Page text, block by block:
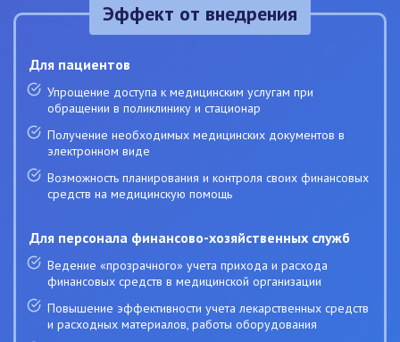
Эффект от внедрения
Для пациентов
Упрощение доступа к медицинским услугам при
обращении в поликлинику и стационар
Получение необходимых медицинских документов в
электронном виде
Возможность планирования и контроля своих финансовых
средств на медицинскую помощь
Для персонала финансово-хозяйственных служб
Ведение «прозрачного» учета прихода и расхода
финансовых средств в медицинской организации
Повышение эффективности учета лекарственных средств
и расходных материалов, работы оборудования